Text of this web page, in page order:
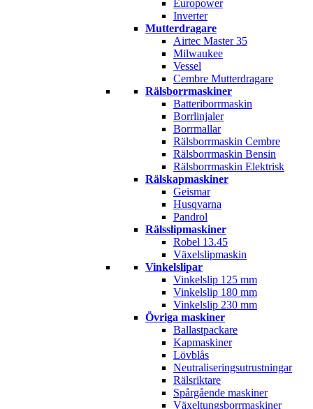
Europower
Inverter
Mutterdragare
Airtec Master 35
Milwaukee
Vessel
Cembre Mutterdragare
Rälsborrmaskiner
Batteriborrmaskin
Borrlinjaler
Borrmallar
Rälsborrmaskin Cembre
Rälsborrmaskin Bensin
Rälsborrmaskin Elektrisk
Rälskapmaskiner
Geismar
Husqvarna
Pandrol
Rälsslipmaskiner
Robel 13.45
Växelslipmaskin
Vinkelslipar
Vinkelslip 125 mm
Vinkelslip 180 mm
Vinkelslip 230 mm
Övriga maskiner
Ballastpackare
Kapmaskiner
Lövblås
Neutraliseringsutrustningar
Rälsriktare
Spårgående maskiner
Växeltungsborrmaskiner